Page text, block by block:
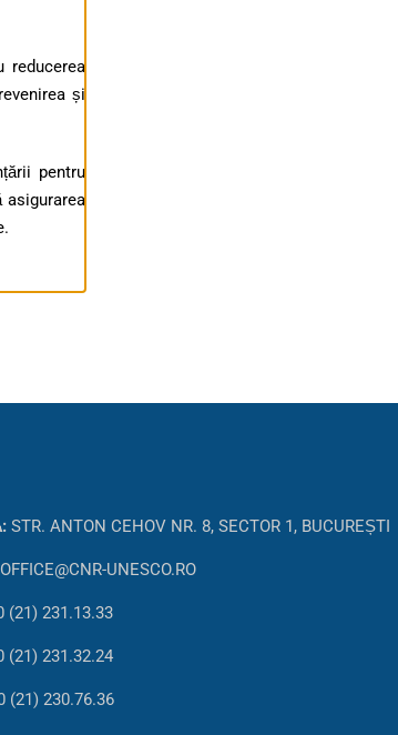
reducerea
și
pentru
asigurarea
STR. ANTON CEHOV NR. 8, SECTOR 1, BUCUREȘTI
OFFICE@CNR-UNESCO.RO
(21) 231.13.33
(21) 231.32.24
(21) 230.76.36